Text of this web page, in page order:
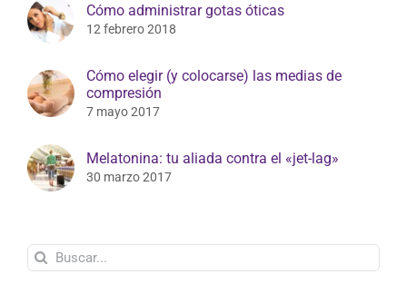
Cómo administrar gotas óticas
12 febrero 2018
Cómo elegir (y colocarse) las medias de
compresión
7 mayo 2017
Melatonina: tu aliada contra el «jet-lag»
30 marzo 2017
Buscar: